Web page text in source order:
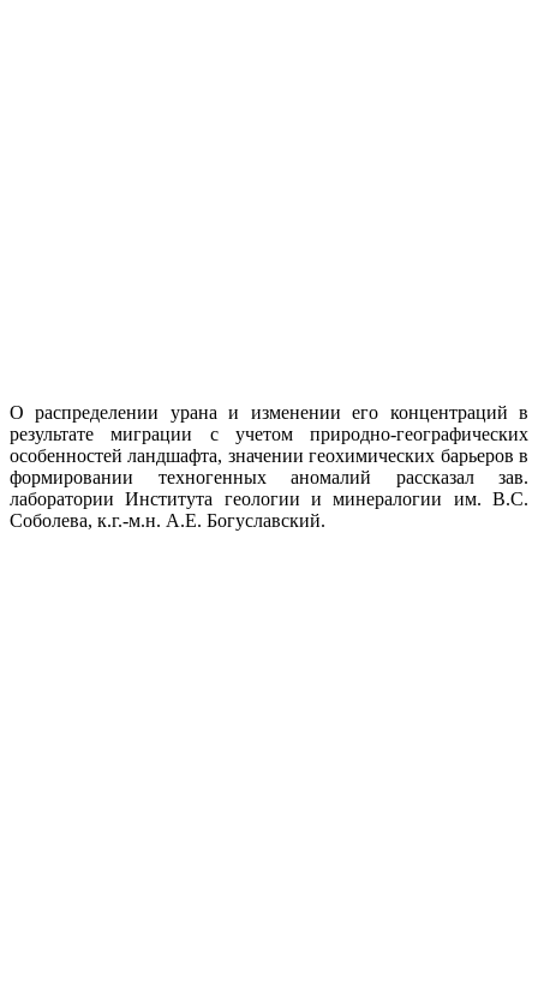
О распределении урана и изменении его концентраций в
результате миграции с учетом природно-географических
особенностей ландшафта, значении геохимических барьеров в
формировании техногенных аномалий рассказал зав.
лаборатории Института геологии и минералогии им. В.С.
Соболева, к.г.-м.н. А.Е. Богуславский.